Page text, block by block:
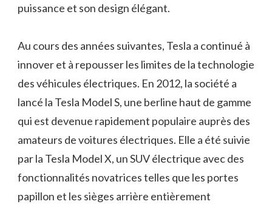
puissance et son design élégant.
Au cours des années suivantes, Tesla a continué à
innover et à repousser les limites de la technologie
des véhicules électriques. En 2012, la société a
lancé la Tesla Model S, une berline haut de gamme
qui est devenue rapidement populaire auprès des
amateurs de voitures électriques. Elle a été suivie
par la Tesla Model X, un SUV électrique avec des
fonctionnalités novatrices telles que les portes
papillon et les sièges arrière entièrement